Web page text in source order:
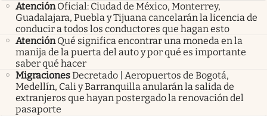
Atención Oficial: Ciudad de México, Monterrey,
Guadalajara, Puebla y Tijuana cancelarán la licencia de
conducir a todos los conductores que hagan esto
Atención Qué significa encontrar una moneda en la
manija de la puerta del auto y por qué es importante
saber qué hacer
MigracionesDecretado | Aeropuertos de Bogotá,
Medellín, Cali y Barranquilla anularán la salida de
extranjeros que hayan postergado la renovación del
pasaporte